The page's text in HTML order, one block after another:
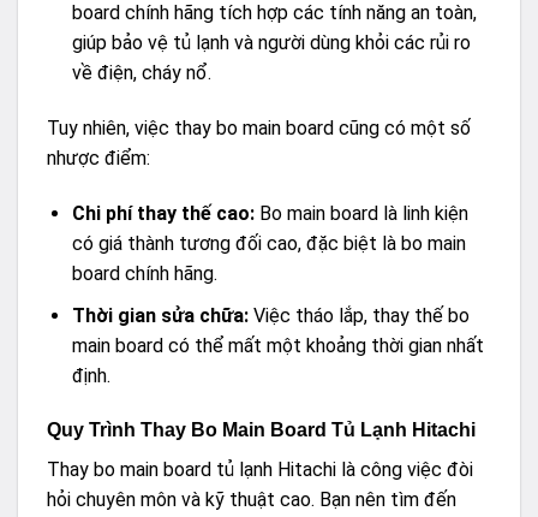
board chính hãng tích hợp các tính năng an toàn,
giúp bảo vệ tủ lạnh và người dùng khỏi các rủi ro
về điện, cháy nổ.
Tuy nhiên, việc thay bo main board cũng có một số
nhược điểm:
Chi phí thay thế cao:Bo main board là linh kiện
có giá thành tương đối cao, đặc biệt là bo main
board chính hãng.
Thời gian sửa chữa:Việc tháo lắp, thay thế bo
main board có thể mất một khoảng thời gian nhất
định.
Quy Trình Thay Bo Main Board Tủ Lạnh Hitachi
Thay bo main board tủ lạnh Hitachi là công việc đòi
hỏi chuyên môn và kỹ thuật cao. Bạn nên tìm đến